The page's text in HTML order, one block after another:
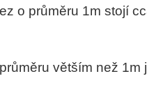
o průměru 1m stojí
větším než